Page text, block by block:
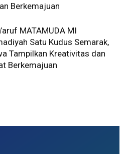
Berkemajuan
MATAMUDA MI
Satu Kudus Semarak,
Tampilkan Kreativitas dan
Berkemajuan